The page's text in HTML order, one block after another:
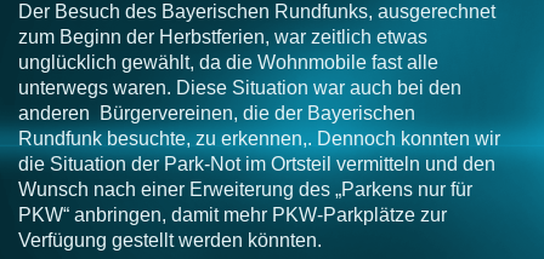
Der Besuch des Bayerischen Rundfunks, ausgerechnet
zum Beginn der Herbstferien, war zeitlich etwas
unglücklich gewählt, da die Wohnmobile fast alle
unterwegs waren. Diese Situation war auch bei den
anderen Bürgervereinen, die der Bayerischen
Rundfunk besuchte, zu erkennen,. Dennoch konnten wir
die Situation der Park-Not im Ortsteil vermitteln und den
Wunsch nach einer Erweiterung des „Parkens nur für
PKW“ anbringen, damit mehr PKW-Parkplätze zur
Verfügung gestellt werden könnten.